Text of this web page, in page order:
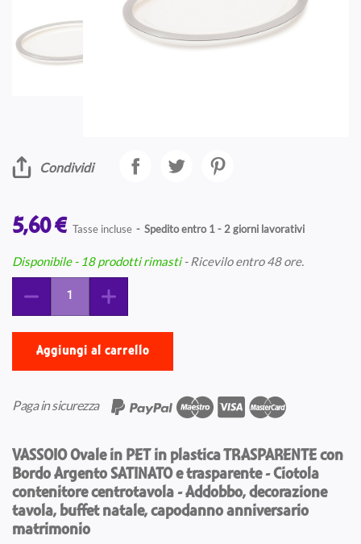
Condividi
5,60 € Tasse incluse Spedito entro 1 - 2 giorni lavorativi
Disponibile - 18 prodotti rimasti - Ricevilo entro 48 ore.
Aggiungi al carrello
Paga in sicurezza
VASSOIO Ovale in PET in plastica TRASPARENTE con
Bordo Argento SATINATO e trasparente - Ciotola
contenitore centrotavola - Addobbo, decorazione
tavola, buffet natale, capodanno anniversario
matrimonio